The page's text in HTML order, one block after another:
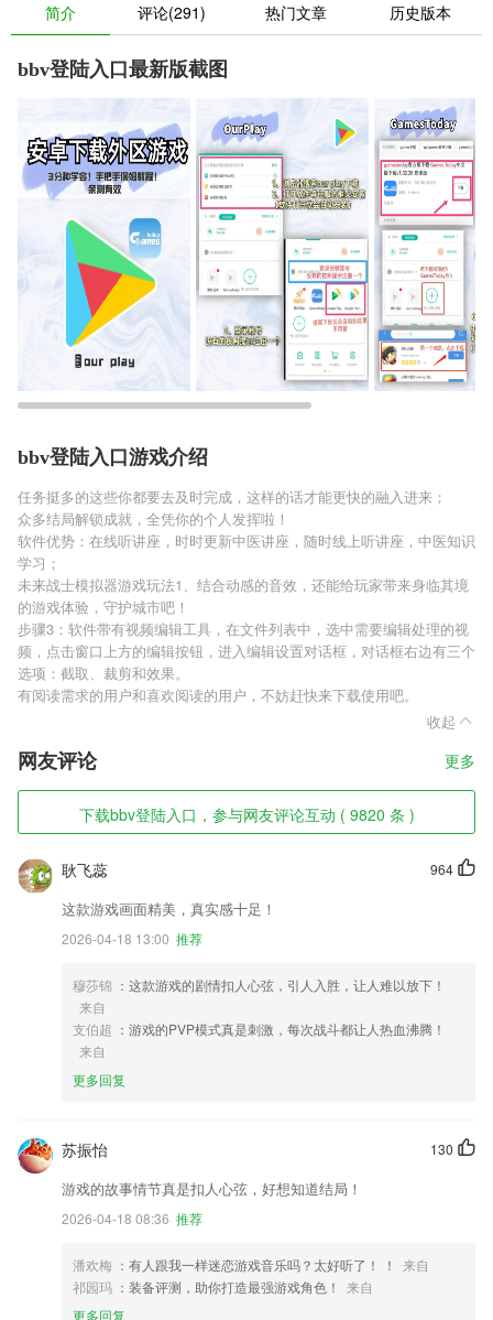
简介 评论(291) 热门文章 历史版本
bbv登陆入口最新版截图
bbv登陆入口游戏介绍
任务挺多的这些你都要去及时完成，这样的话才能更快的融入进来；
众多结局解锁成就，全凭你的个人发挥啦！
软件优势：在线听讲座，时时更新中医讲座，随时线上听讲座，中医知识
学习；
未来战士模拟器游戏玩法1、结合动感的音效，还能给玩家带来身临其境
的游戏体验，守护城市吧！
步骤3：软件带有视频编辑工具，在文件列表中，选中需要编辑处理的视
频，点击窗口上方的编辑按钮，进入编辑设置对话框，对话框右边有三个
选项：截取、裁剪和效果。
有阅读需求的用户和喜欢阅读的用户，不妨赶快来下载使用吧。
收起
网友评论 更多
下载bbv登陆入口，参与网友评论互动 ( 9820 条 )
964
耿飞蕊
这款游戏画面精美，真实感十足！
2026-04-18 13:00 推荐
穆莎锦 ：这款游戏的剧情扣人心弦，引人入胜，让人难以放下！
来自
支伯超 ：游戏的PVP模式真是刺激，每次战斗都让人热血沸腾！
来自
更多回复
130
苏振怡
游戏的故事情节真是扣人心弦，好想知道结局！
2026-04-18 08:36 推荐
潘欢梅 ：有人跟我一样迷恋游戏音乐吗？太好听了！ ！
来自
祁园玛 ：装备评测，助你打造最强游戏角色！
来自
更多回复